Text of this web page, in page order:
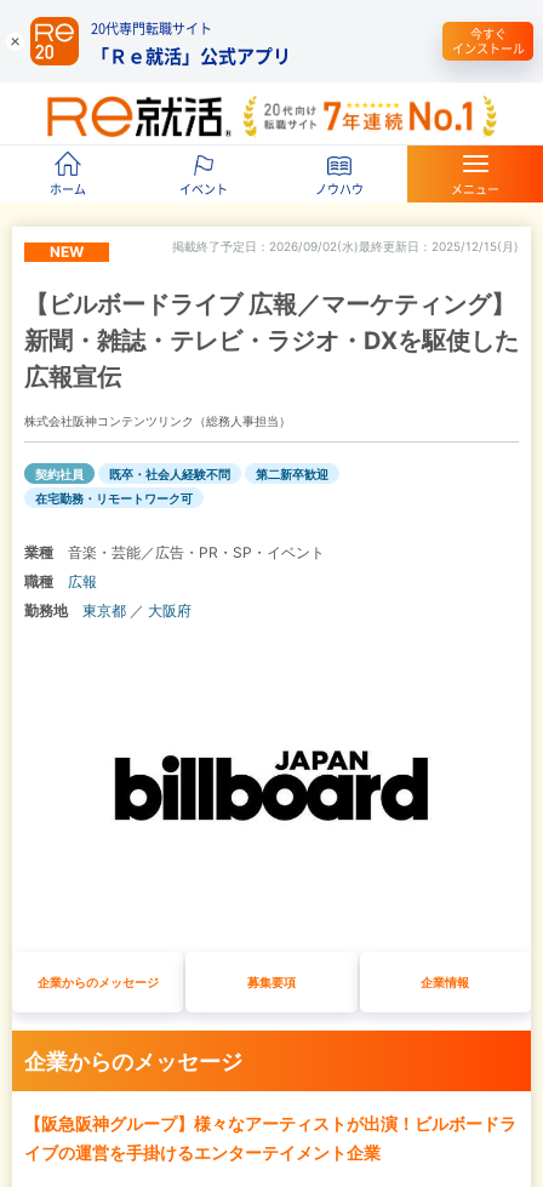
20代専門転職サイト
「Ｒｅ就活」公式アプリ
今すぐ
インストール
ホーム イベント ノウハウ メニュー
NEW 最終更新日 2025/12/15(月)
掲載終了予定日 2026/09/02(水)
【ビルボードライブ 広報／マーケティング】
新聞・雑誌・テレビ・ラジオ・DXを駆使した
広報宣伝
株式会社阪神コンテンツリンク（総務人事担当）
契約社員 既卒・社会人経験不問
第二新卒歓迎
在宅勤務・リモートワーク可
業種
音楽・芸能／広告・PR・SP・イベント
職種
広報
勤務地
東京都 ／ 大阪府
企業からのメッセージ 募集要項 企業情報
企業からのメッセージ
【阪急阪神グループ】様々なアーティストが出演！ビルボードラ
イブの運営を手掛けるエンターテイメント企業